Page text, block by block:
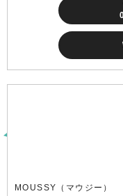
MOUSSY（マウジー）